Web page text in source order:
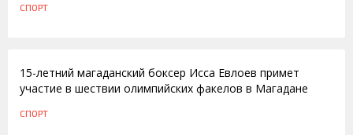
СПОРТ
15-летний магаданский боксер Исса Евлоев примет
участие в шествии олимпийских факелов в Магадане
СПОРТ